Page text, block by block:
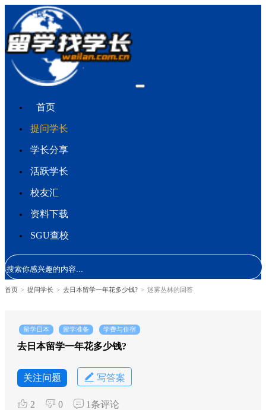
首页
提问学长
学长分享
活跃学长
校友汇
资料下载
SGU查校
首页 > 提问学长 > 去日本留学一年花多少钱? > 迷雾丛林的回答
留学日本 留学准备 学费与住宿
去日本留学一年花多少钱?
关注问题 写答案
2 0 1条评论